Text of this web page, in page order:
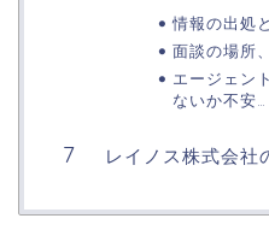
情報の出処
面談の場所
エージェン
ないか不安…
レイノス株式会社